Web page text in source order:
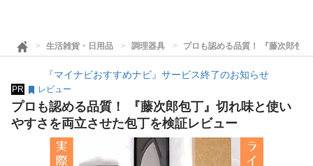
生活雑貨・日用品 調理器具 プロも認める品質！ 『藤次郎包
『マイナビおすすめナビ』サービス終了のお知らせ
PR レビュー
プロも認める品質！ 『藤次郎包丁』切れ味と使い
やすさを両立させた包丁を検証レビュー